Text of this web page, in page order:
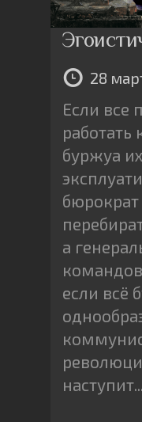
28
Если все
работать
буржуа
бюрократ
а
если всё